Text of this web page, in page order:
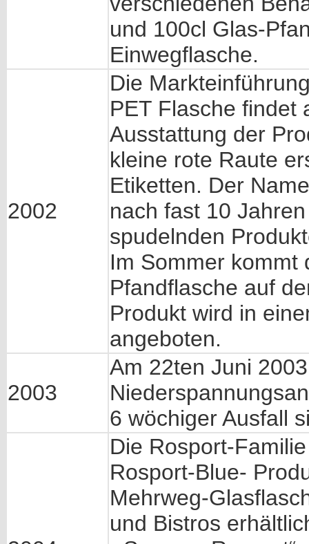
und 100cl Glas-
Einwegflasche.
2002
Die
PET Flasche findet
Ausstattung der
kleine rote Raute
Etiketten. Der
nach fast 10
spudelnden
Im Sommer kommt
Pfandflasche auf
Produkt wird in
angeboten.
2003
Am 22ten Juni
6 wöchiger Ausfall
Die Rosport-
Rosport-Blue-
Mehrweg-
und Bistros